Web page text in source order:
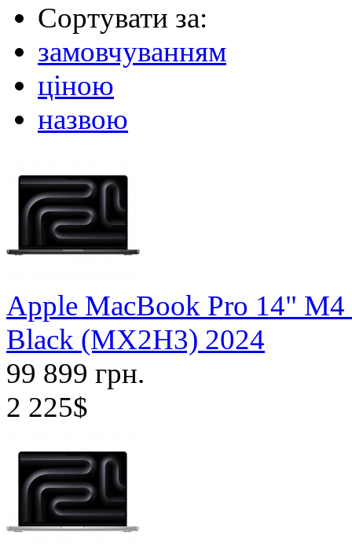
Сортувати за:
замовчуванням
ціною
назвою
Apple MacBook Pro 14" M4
Black (MX2H3) 2024
99 899 грн.
2 225$